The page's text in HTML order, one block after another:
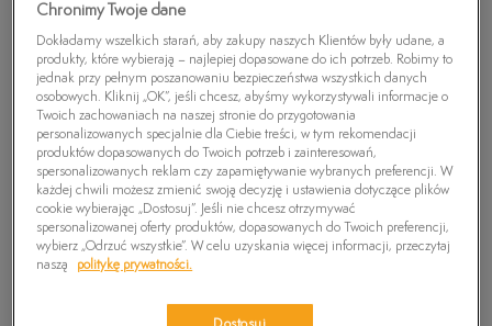
TIMBERLAND SWETER WILLIAMS V
99,99 zł
PRODUKT NIEDOSTĘPNY
Wybierz swój rozmiar, a gdy będzie dostępny, otrzymasz od nas
wiadomość e-mail.
Chronimy Twoje dane
Dokładamy wszelkich starań, aby zakupy naszych Klientów były udane, a
produkty, które wybierają – najlepiej dopasowane do ich potrzeb. Robimy to
jednak przy pełnym poszanowaniu bezpieczeństwa wszystkich danych
osobowych. Kliknij „OK”, jeśli chcesz, abyśmy wykorzystywali informacje o
Twoich zachowaniach na naszej stronie do przygotowania
personalizowanych specjalnie dla Ciebie treści, w tym rekomendacji
produktów dopasowanych do Twoich potrzeb i zainteresowań,
spersonalizowanych reklam czy zapamiętywanie wybranych preferencji. W
każdej chwili możesz zmienić swoją decyzję i ustawienia dotyczące plików
cookie wybierając „Dostosuj”. Jeśli nie chcesz otrzymywać
spersonalizowanej oferty produktów, dopasowanych do Twoich preferencji,
wybierz „Odrzuć wszystkie”. W celu uzyskania więcej informacji, przeczytaj
naszą
politykę prywatności.